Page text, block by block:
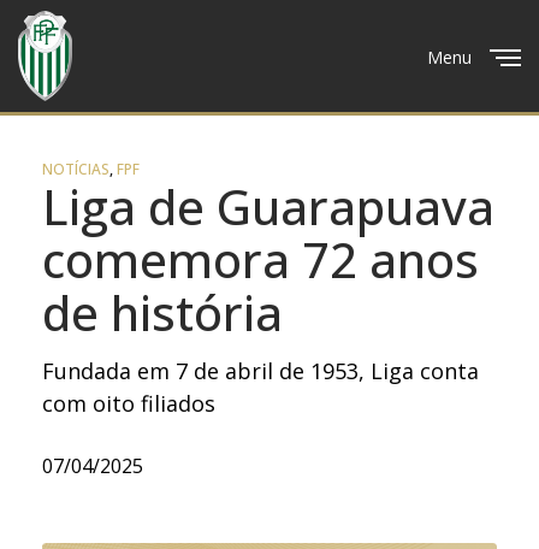
Menu
NOTÍCIAS,FPF
Liga de Guarapuava
comemora 72 anos
de história
Fundada em 7 de abril de 1953, Liga conta
com oito filiados
07/04/2025